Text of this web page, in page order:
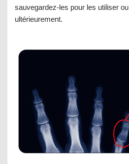
sauvegardez-les pour les utiliser
ultérieurement.